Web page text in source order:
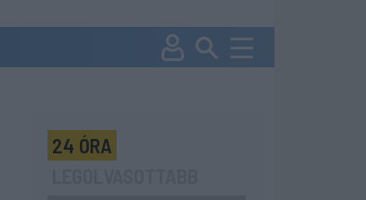
24 ÓRA